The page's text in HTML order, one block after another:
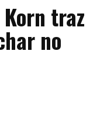
traz
no